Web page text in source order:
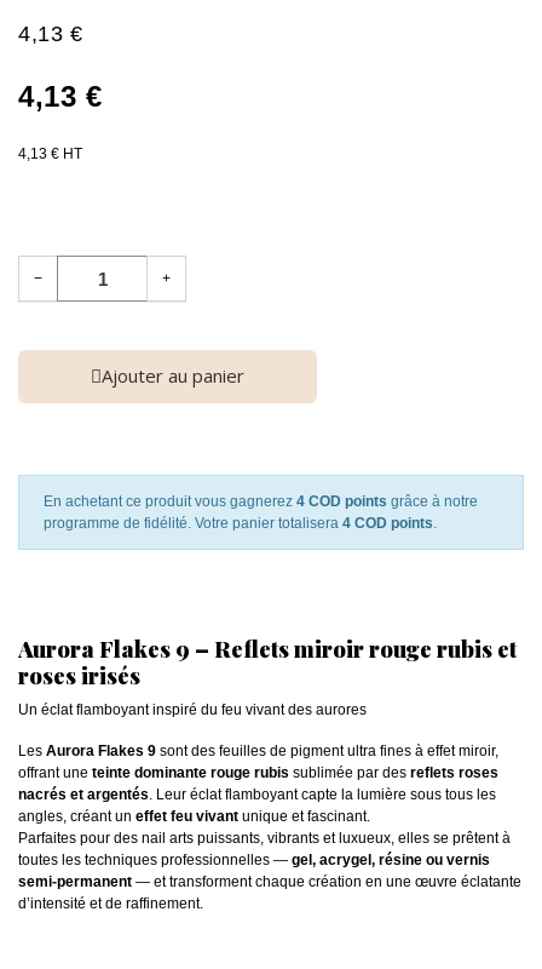
4,13 €
4,13 €
4,13 € HT
− +
Ajouter au panier
En achetant ce produit vous gagnerez 4 COD points grâce à notre
programme de fidélité. Votre panier totalisera 4 COD points.
Aurora Flakes 9 – Reflets miroir rouge rubis et
roses irisés
Un éclat flamboyant inspiré du feu vivant des aurores
Les Aurora Flakes 9 sont des feuilles de pigment ultra fines à effet miroir,
offrant une teinte dominante rouge rubis sublimée par des reflets roses
nacrés et argentés. Leur éclat flamboyant capte la lumière sous tous les
angles, créant un effet feu vivant unique et fascinant.
Parfaites pour des nail arts puissants, vibrants et luxueux, elles se prêtent à
toutes les techniques professionnelles — gel, acrygel, résine ou vernis
semi-permanent — et transforment chaque création en une œuvre éclatante
d’intensité et de raffinement.